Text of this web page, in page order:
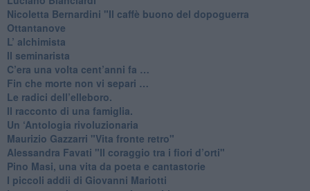
​Nicoletta Bernardini "Il caffè buono del dopoguerra
​Ottantanove
​L’ alchimista
Il seminarista
​C’era una volta cent’anni fa …
​Fin che morte non vi separi …
​Le radici dell’elleboro.
​Il racconto di una famiglia.
Un ‘Antologia rivoluzionaria
​Maurizio Gazzarri "Vita fronte retro"
​Alessandra Favati "Il coraggio tra i fiori d’orti"
​Pino Masi, una vita da poeta e cantastorie
​I piccoli addii di Giovanni Mariotti